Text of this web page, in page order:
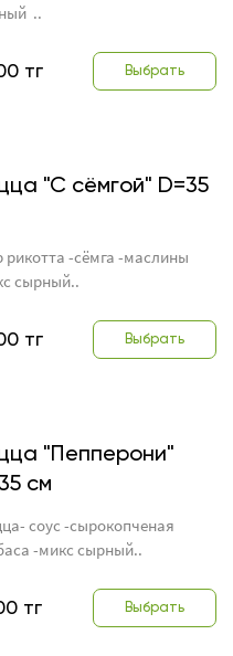
..
тг Выбрать
"С сёмгой" D=35
рикотта -сёмга -маслины
сырный..
тг Выбрать
"Пепперони"
см
соус -сырокопченая
-микс сырный..
тг Выбрать